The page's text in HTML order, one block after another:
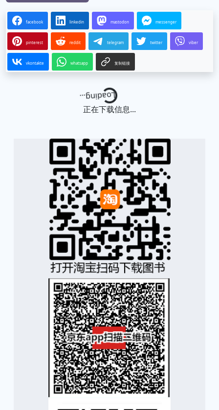
facebook linkedin mastodon messenger
pinterest reddit telegram twitter viber
vkontakte whatsapp 复制链接
Loading...
正在下载信息...